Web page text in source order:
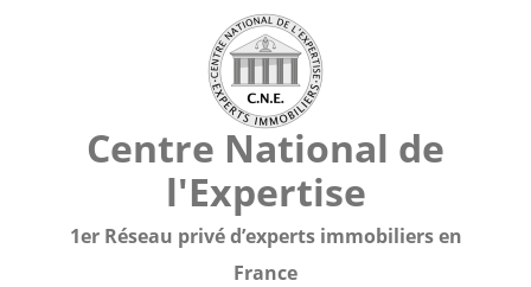
Centre National de
l'Expertise
1er Réseau privé d’experts immobiliers en
France